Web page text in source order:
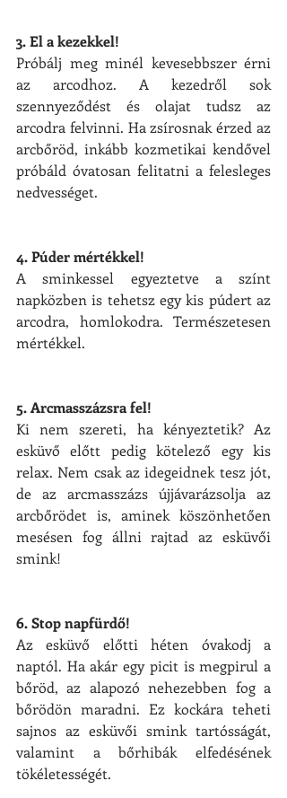
3. El a kezekkel!
Próbálj meg minél kevesebbszer érni
az arcodhoz. A kezedről sok
szennyeződést és olajat tudsz az
arcodra felvinni. Ha zsírosnak érzed az
arcbőröd, inkább kozmetikai kendővel
próbáld óvatosan felitatni a felesleges
nedvességet.
4. Púder mértékkel!
A sminkessel egyeztetve a színt
napközben is tehetsz egy kis púdert az
arcodra, homlokodra. Természetesen
mértékkel.
5. Arcmasszázsra fel!
Ki nem szereti, ha kényeztetik? Az
esküvő előtt pedig kötelező egy kis
relax. Nem csak az idegeidnek tesz jót,
de az arcmasszázs újjávarázsolja az
arcbőrödet is, aminek köszönhetően
mesésen fog állni rajtad az esküvői
smink!
6. Stop napfürdő!
Az esküvő előtti héten óvakodj a
naptól. Ha akár egy picit is megpirul a
bőröd, az alapozó nehezebben fog a
bőrödön maradni. Ez kockára teheti
sajnos az esküvői smink tartósságát,
valamint a bőrhibák elfedésének
tökéletességét.